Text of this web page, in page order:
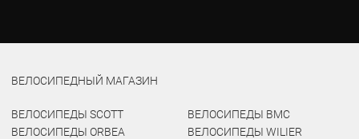
ВЕЛОСИПЕДНЫЙ МАГАЗИН
ВЕЛОСИПЕДЫ SCOTT
ВЕЛОСИПЕДЫ ORBEA
ВЕЛОСИПЕДЫ BMC
ВЕЛОСИПЕДЫ WILIER